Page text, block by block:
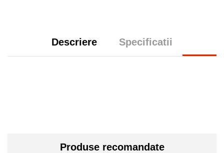
Descriere Specificatii
Produse recomandate